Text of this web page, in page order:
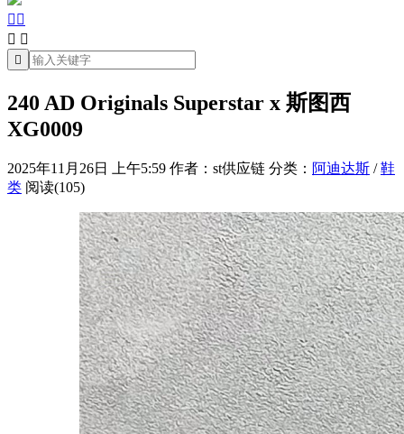
 
 

240 AD Originals Superstar x 斯图西
XG0009
2025年11月26日 上午5:59 作者：st供应链 分类： 阿迪达斯 /鞋
类 阅读(105)